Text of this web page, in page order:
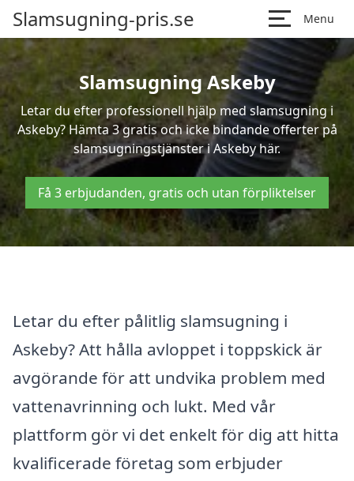
Slamsugning-pris.se Menu
Slamsugning Askeby
Letar du efter professionell hjälp med slamsugning i
Askeby? Hämta 3 gratis och icke bindande offerter på
slamsugningstjänster i Askeby här.
Få 3 erbjudanden, gratis och utan förpliktelser
Letar du efter pålitlig slamsugning i
Askeby? Att hålla avloppet i toppskick är
avgörande för att undvika problem med
vattenavrinning och lukt. Med vår
plattform gör vi det enkelt för dig att hitta
kvalificerade företag som erbjuder